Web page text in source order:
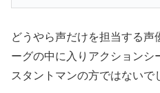
どうやら声だけを担当する
ーグの中に入りアクションシ
スタントマンの方ではないで